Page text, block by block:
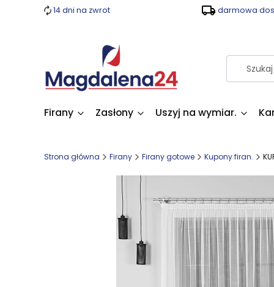
14 dni na zwrot darmowa
Firany Zasłony Uszyj na wymiar.
Strona główna Firany Firany gotowe Kupony firan.